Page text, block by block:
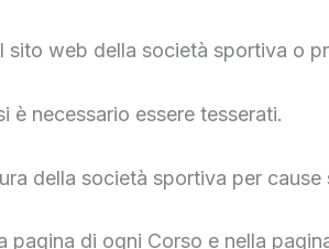
web della società sportiva o
è necessario essere tesserati.
della società sportiva per
di ogni Corso e nella